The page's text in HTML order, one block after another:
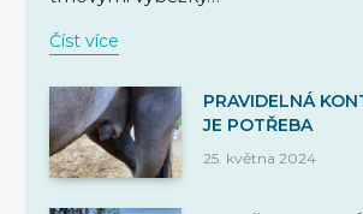
Číst více
PRAVIDELNÁ
JE POTŘEBA
25. května 2024